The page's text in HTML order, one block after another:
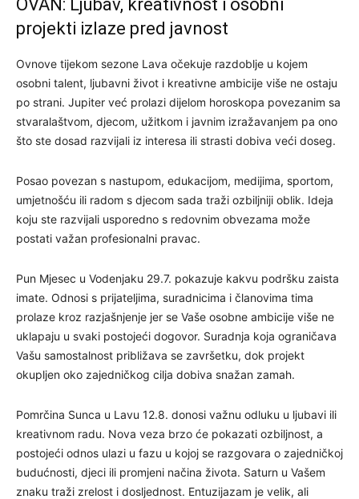
OVAN: Ljubav, kreativnost i osobni
projekti izlaze pred javnost
Ovnove tijekom sezone Lava očekuje razdoblje u kojem
osobni talent, ljubavni život i kreativne ambicije više ne ostaju
po strani. Jupiter već prolazi dijelom horoskopa povezanim sa
stvaralaštvom, djecom, užitkom i javnim izražavanjem pa ono
što ste dosad razvijali iz interesa ili strasti dobiva veći doseg.
Posao povezan s nastupom, edukacijom, medijima, sportom,
umjetnošću ili radom s djecom sada traži ozbiljniji oblik. Ideja
koju ste razvijali usporedno s redovnim obvezama može
postati važan profesionalni pravac.
Pun Mjesec u Vodenjaku 29.7. pokazuje kakvu podršku zaista
imate. Odnosi s prijateljima, suradnicima i članovima tima
prolaze kroz razjašnjenje jer se Vaše osobne ambicije više ne
uklapaju u svaki postojeći dogovor. Suradnja koja ograničava
Vašu samostalnost približava se završetku, dok projekt
okupljen oko zajedničkog cilja dobiva snažan zamah.
Pomrčina Sunca u Lavu 12.8. donosi važnu odluku u ljubavi ili
kreativnom radu. Nova veza brzo će pokazati ozbiljnost, a
postojeći odnos ulazi u fazu u kojoj se razgovara o zajedničkoj
budućnosti, djeci ili promjeni načina života. Saturn u Vašem
znaku traži zrelost i dosljednost. Entuzijazam je velik, ali